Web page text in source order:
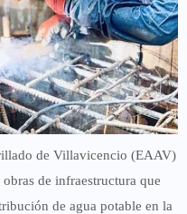
de Villavicencio (EAAV)
de infraestructura que
de agua potable en la